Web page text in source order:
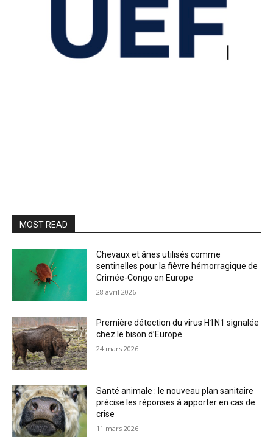
MOST READ
Chevaux et ânes utilisés comme
sentinelles pour la fièvre hémorragique de
Crimée-Congo en Europe
28 avril 2026
Première détection du virus H1N1 signalée
chez le bison d’Europe
24 mars 2026
Santé animale : le nouveau plan sanitaire
précise les réponses à apporter en cas de
crise
11 mars 2026